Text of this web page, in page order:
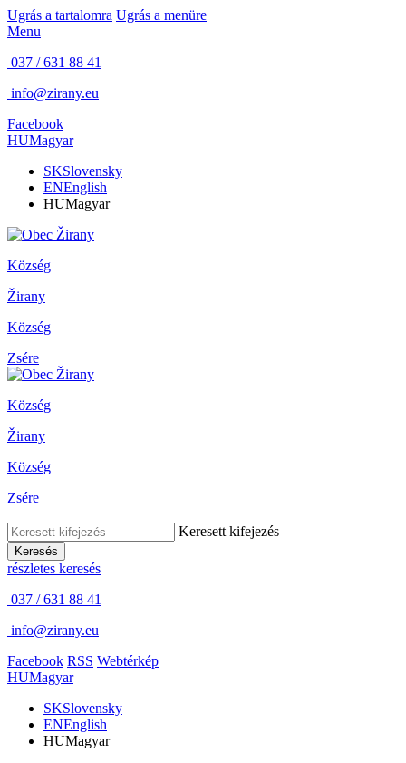
Ugrás a tartalomra Ugrás a menüre
Menu
037 / 631 88 41
info@zirany.eu
Facebook
HUMagyar
SKSlovensky
ENEnglish
HUMagyar
Község
Žirany
Község
Zsére
Község
Žirany
Község
Zsére
Keresett kifejezés
Keresés
részletes keresés
037 / 631 88 41
info@zirany.eu
Facebook RSS Webtérkép
HUMagyar
SKSlovensky
ENEnglish
HUMagyar